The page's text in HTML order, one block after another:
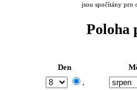
jsou spočítány pro
Poloha
Den
.